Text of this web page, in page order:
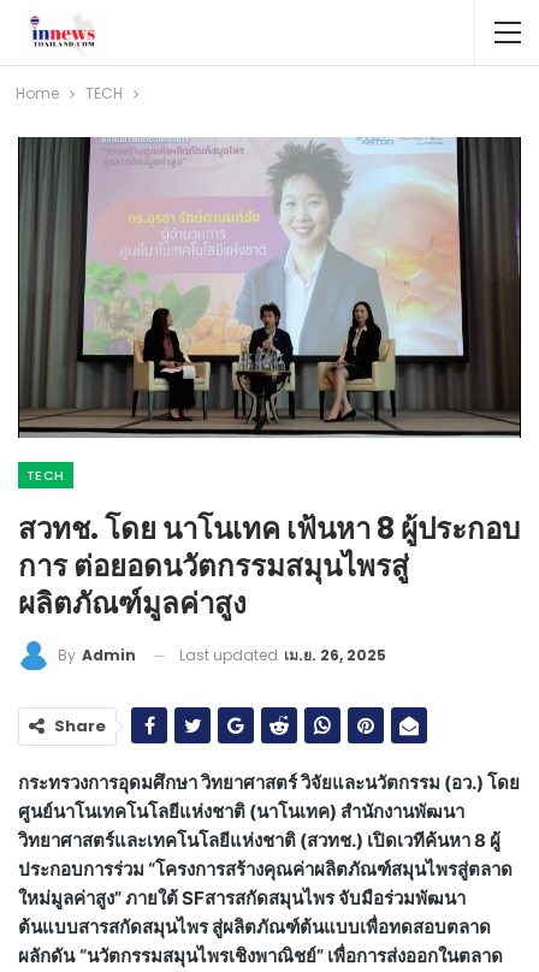
Home TECH
TECH
สวทช. โดย นาโนเทค เฟ้นหา 8 ผู้ประกอบ
การ ต่อยอดนวัตกรรมสมุนไพรสู่
ผลิตภัณฑ์มูลค่าสูง
By Admin Last updated เม.ย. 26, 2025
Share
กระทรวงการอุดมศึกษา วิทยาศาสตร์ วิจัยและนวัตกรรม (อว.) โดย
ศูนย์นาโนเทคโนโลยีแห่งชาติ (นาโนเทค) สำนักงานพัฒนา
วิทยาศาสตร์และเทคโนโลยีแห่งชาติ (สวทช.) เปิดเวทีค้นหา 8 ผู้
ประกอบการร่วม “โครงการสร้างคุณค่าผลิตภัณฑ์สมุนไพรสู่ตลาด
ใหม่มูลค่าสูง” ภายใต้ SFสารสกัดสมุนไพร จับมือร่วมพัฒนา
ต้นแบบสารสกัดสมุนไพร สู่ผลิตภัณฑ์ต้นแบบเพื่อทดสอบตลาด
ผลักดัน “นวัตกรรมสมุนไพรเชิงพาณิชย์” เพื่อการส่งออกในตลาด